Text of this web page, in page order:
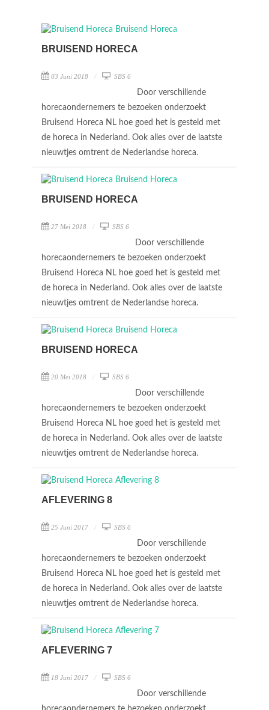
BRUISEND HORECA
03 Juni 2018 SBS 6
Door verschillende
horecaondernemers te bezoeken onderzoekt
Bruisend Horeca NL hoe goed het is gesteld met
de horeca in Nederland. Ook alles over de laatste
nieuwtjes omtrent de Nederlandse horeca.
BRUISEND HORECA
27 Mei 2018 SBS 6
Door verschillende
horecaondernemers te bezoeken onderzoekt
Bruisend Horeca NL hoe goed het is gesteld met
de horeca in Nederland. Ook alles over de laatste
nieuwtjes omtrent de Nederlandse horeca.
BRUISEND HORECA
20 Mei 2018 SBS 6
Door verschillende
horecaondernemers te bezoeken onderzoekt
Bruisend Horeca NL hoe goed het is gesteld met
de horeca in Nederland. Ook alles over de laatste
nieuwtjes omtrent de Nederlandse horeca.
AFLEVERING 8
25 Juni 2017 SBS 6
Door verschillende
horecaondernemers te bezoeken onderzoekt
Bruisend Horeca NL hoe goed het is gesteld met
de horeca in Nederland. Ook alles over de laatste
nieuwtjes omtrent de Nederlandse horeca.
AFLEVERING 7
18 Juni 2017 SBS 6
Door verschillende